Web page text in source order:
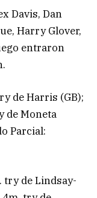
Davis, Dan
Harry Glover,
entraron
de Harris (GB);
de Moneta
Parcial:
try de Lindsay-